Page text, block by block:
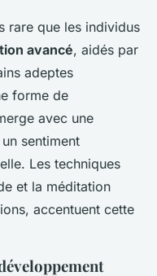
rare que les individus
avancé, aidés par
adeptes
forme de
avec une
sentiment
Les techniques
et la méditation
accentuent cette